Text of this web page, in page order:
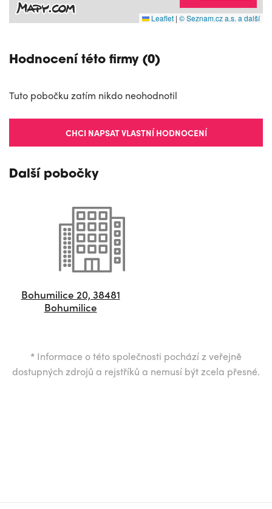
Leaflet | © Seznam.cz a.s. a další
Hodnocení této firmy (0)
Tuto pobočku zatím nikdo neohodnotil
CHCI NAPSAT VLASTNÍ HODNOCENÍ
Další pobočky
Bohumilice 20, 38481
Bohumilice
* Informace o této společnosti pochází z veřejně
dostupných zdrojů a rejstříků a nemusí být zcela přesné.